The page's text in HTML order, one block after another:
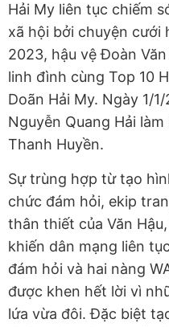
Hải My liên tục chiếm
xã hội bởi chuyện cưới
2023, hậu vệ Đoàn
linh đình cùng Top 10
Doãn Hải My. Ngày 1/
Nguyễn Quang Hải
Thanh Huyền.
Sự trùng hợp từ tạo
chức đám hỏi, ekip
thân thiết của Văn
khiến dân mạng liên
đám hỏi và hai nàng
được khen hết lời vì
lứa vừa đôi. Đặc biệt